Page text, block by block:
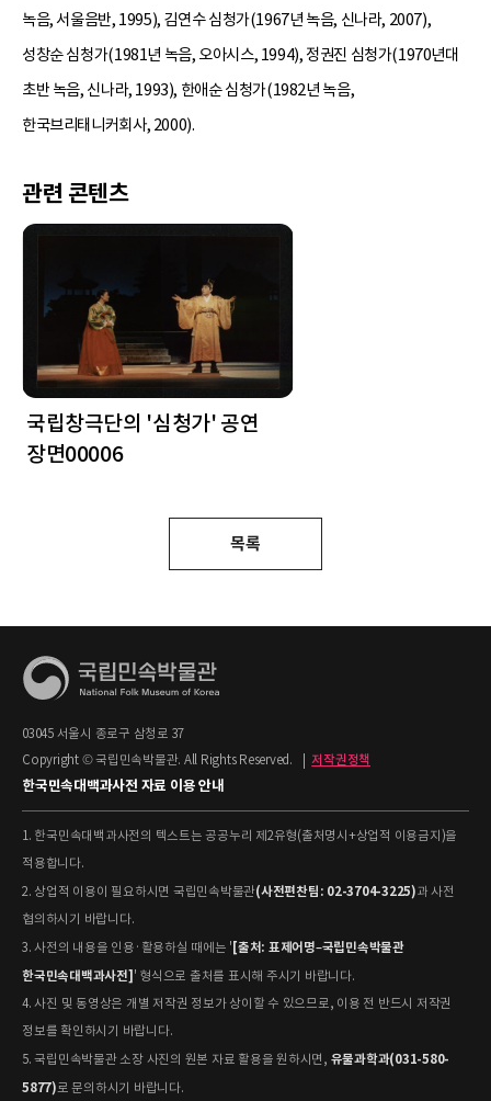
녹음, 서울음반, 1995), 김연수 심청가(1967년 녹음, 신나라, 2007),
성창순 심청가(1981년 녹음, 오아시스, 1994), 정권진 심청가(1970년대
초반 녹음, 신나라, 1993), 한애순 심청가(1982년 녹음,
한국브리태니커회사, 2000).
관련 콘텐츠
국립창극단의 '심청가' 공연
장면00006
목록
03045 서울시 종로구 삼청로 37
Copyright © 국립민속박물관. All Rights Reserved.
저작권정책
한국민속대백과사전 자료 이용 안내
1. 한국민속대백과사전의 텍스트는 공공누리 제2유형(출처명시+상업적 이용금지)을
적용합니다.
2. 상업적 이용이 필요하시면 국립민속박물관(사전편찬팀: 02-3704-3225)과 사전
협의하시기 바랍니다.
3. 사전의 내용을 인용·활용하실 때에는 ' [출처: 표제어명–국립민속박물관
한국민속대백과사전] ' 형식으로 출처를 표시해 주시기 바랍니다.
4. 사진 및 동영상은 개별 저작권 정보가 상이할 수 있으므로, 이용 전 반드시 저작권
정보를 확인하시기 바랍니다.
5. 국립민속박물관 소장 사진의 원본 자료 활용을 원하시면, 유물과학과(031-580-
5877)로 문의하시기 바랍니다.